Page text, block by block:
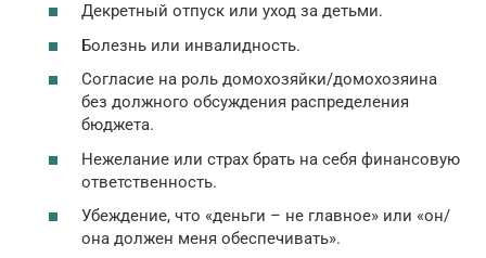
Декретный отпуск или уход за детьми.
Болезнь или инвалидность.
Согласие на роль домохозяйки/домохозяина
без должного обсуждения распределения
бюджета.
Нежелание или страх брать на себя финансовую
ответственность.
Убеждение, что «деньги – не главное» или «он/
она должен меня обеспечивать».